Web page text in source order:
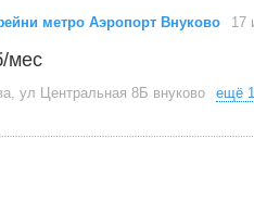
метро Аэропорт Внуково 17
мес
ул Центральная 8Б внуково ещё 1